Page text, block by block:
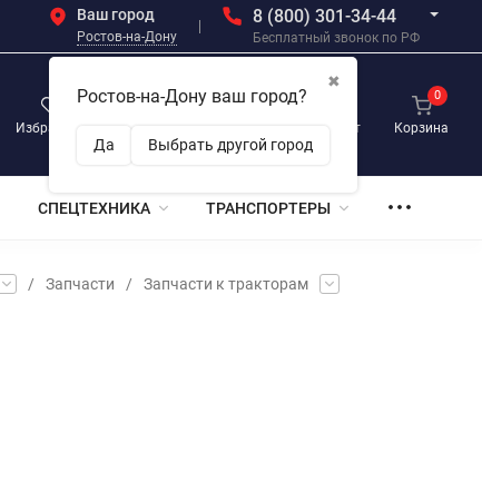
Ваш город
Ростов-на-Дону
✖
Ростов-на-Дону ваш город?
Да Выбрать другой город
8 (800) 301-34-44
Бесплатный звонок по РФ
Избранное
0
Личный кабинет Корзина
0
СПЕЦТЕХНИКА ТРАНСПОРТЕРЫ
/ Запчасти / Запчасти к тракторам